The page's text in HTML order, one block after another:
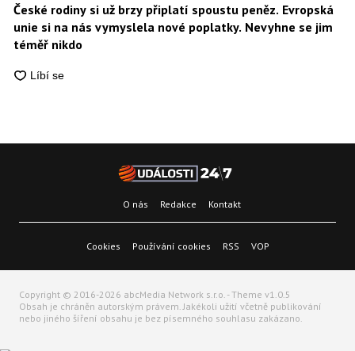
České rodiny si už brzy připlatí spoustu peněz. Evropská
unie si na nás vymyslela nové poplatky. Nevyhne se jim
téměř nikdo
O nás Redakce Kontakt
Cookies Používání cookies RSS VOP
Copyright © 2016-2026 abcMedia Network s.r.o. - Theme v1.0.5
Obsah je chráněn autorským právem. Jakékoli užití včetně publikování
nebo jiného šíření obsahu je bez písemného souhlasu zakázano.